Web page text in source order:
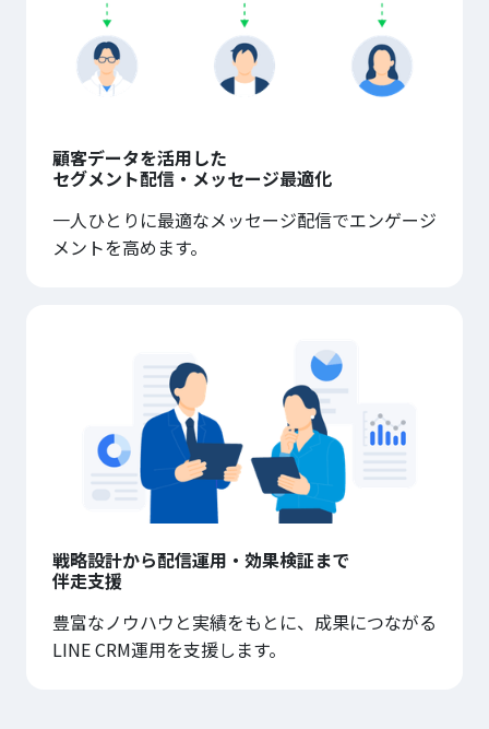
顧客データを活用した
セグメント配信・メッセージ最適化
一人ひとりに最適なメッセージ配信でエンゲージ
メントを高めます。
戦略設計から配信運用・効果検証まで
伴走支援
豊富なノウハウと実績をもとに、成果につながる
LINE CRM運用を支援します。